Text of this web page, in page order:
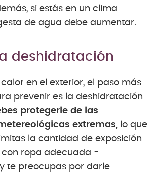
si estás en un clima
de agua debe aumentar.
deshidratación
en el exterior, el paso más
prevenir es la deshidratación
protegerle de las
extremas, lo que
la cantidad de exposición
con ropa adecuada -
te preocupas por darle